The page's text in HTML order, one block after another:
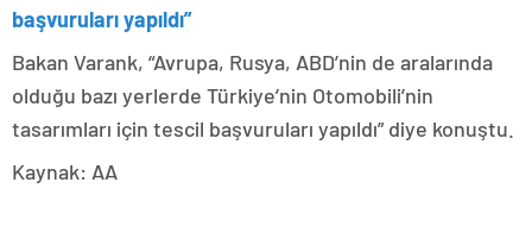
başvuruları yapıldı”
Bakan Varank, “Avrupa, Rusya, ABD’nin de aralarında
olduğu bazı yerlerde Türkiye’nin Otomobili’nin
tasarımları için tescil başvuruları yapıldı” diye konuştu.
Kaynak: AA